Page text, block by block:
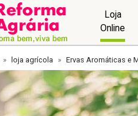
Loja
Online
loja agrícola Ervas Aromáticas e